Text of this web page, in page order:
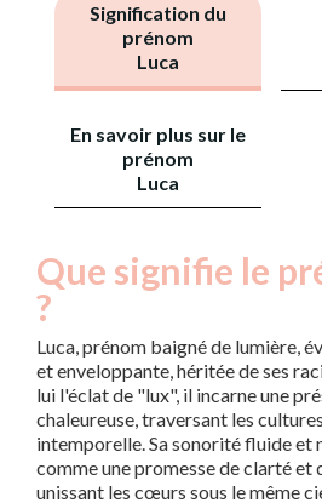
Signification du
prénom
Luca
En savoir plus sur le
prénom
Luca
Que signifie le
?
Luca, prénom baigné de lumière,
et enveloppante, héritée de ses
lui l'éclat de "lux", il incarne une
chaleureuse, traversant les
intemporelle. Sa sonorité fluide et
comme une promesse de clarté et
unissant les cœurs sous le même